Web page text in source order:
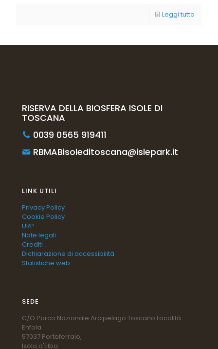
Leggi tutto
RISERVA DELLA BIOSFERA ISOLE DI
TOSCANA
0039 0565 919411
RBMABisoleditoscana@islepark.it
LINK UTILI
Privacy Policy
Cookie Policy
URP
Note legali
Crediti
Dichiarazione di accessibilità
Statistiche web
SEDE
C/O Parco Nazionale Arcipelago Toscano Località
Enfola
57037 Portoferraio,
Isola d'Elba